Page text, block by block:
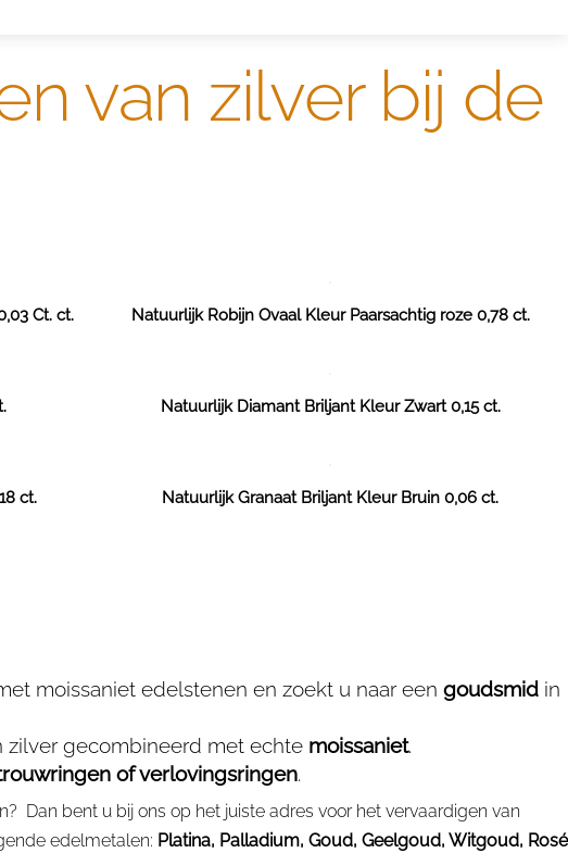
van zilver bij de
Ct. ct. Natuurlijk Robijn Ovaal Kleur Paarsachtig roze 0,78 ct.
Natuurlijk Diamant Briljant Kleur Zwart 0,15 ct.
ct. Natuurlijk Granaat Briljant Kleur Bruin 0,06 ct.
moissaniet edelstenen en zoekt u naar een goudsmid in
zilver gecombineerd met echte moissaniet.
of verlovingsringen.
Dan bent u bij ons op het juiste adres voor het vervaardigen van
edelmetalen: Platina, Palladium, Goud, Geelgoud, Witgoud, Rosé